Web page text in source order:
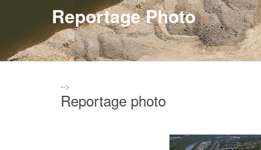
Reportage Photo
-->
Reportage photo